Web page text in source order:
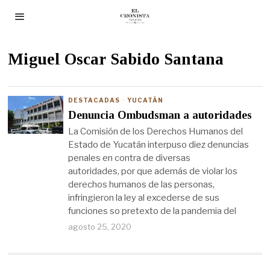
Miguel Oscar Sabido Santana
DESTACADAS · YUCATÁN
Denuncia Ombudsman a autoridades
La Comisión de los Derechos Humanos del
Estado de Yucatán interpuso diez denuncias
penales en contra de diversas
autoridades, por que además de violar los
derechos humanos de las personas,
infringieron la ley al excederse de sus
funciones so pretexto de la pandemia del
agosto 25, 2020